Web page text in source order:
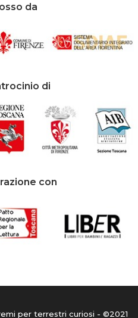
da
di
con
per terrestri curiosi - ©2021